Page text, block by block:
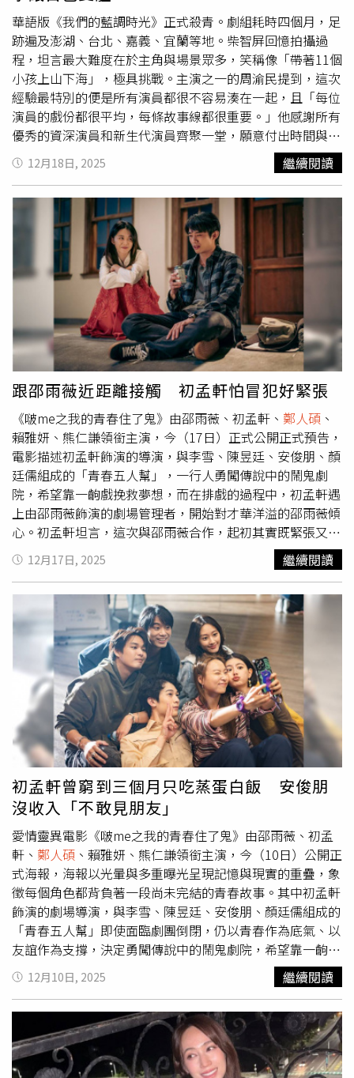
自嘲完全沒有美術細胞，卻要甩著長髮演出內心細膩的畫家
角色，拍攝空檔吃飯時還要一邊把頭髮撩開，忍不住嘆氣直
呼：「這輩子絕對不會再留長頭髮，真的太麻煩了！」賴雅
妍談到和鄭人碩
首度合作，她原以為兩人在片中是「夫妻關
係」，會有大量對手戲，沒想到拍攝期間更多的是「對眼
戲」，一見面就要詮釋一對相隔多年未見的怨偶，全憑眼神
交流傳遞情感，她也形容私底下的鄭人碩 喜感十足，「碩哥
有一種幽默感，節奏很奇妙，但讓人會忍不住笑出來！」她
希望未來有機會看到
挑戰真正的大喜劇，「不要再只
演沉默或耍帥的角色了，他其實超有戲。」鄭人碩片中成為
留著長髮的憂鬱畫家。（圖／風暴國際股份有限公司）
華語版《我們的藍調時光》正式殺青。劇組耗時四個月，足
跡遍及澎湖、台北、嘉義、宜蘭等地。柴智屏回憶拍攝過
程，坦言最大難度在於主角與場景眾多，笑稱像「帶著11個
小孩上山下海」，極具挑戰。主演之一的周渝民提到，這次
經驗最特別的便是所有演員都很不容易湊在一起，且「每位
演員的戲份都很平均，每條故事線都很重要。」他感謝所有
優秀的資深演員和新生代演員齊聚一堂，願意付出時間與心
力，共同創造出超越劇本的精彩表演，因此他想謝謝所有
人，更要謝謝自己，「我覺得有一些堅持不是每個人都可以
做到，我很慶幸我有堅持我想堅持的。」張鈞甯在劇裡飾演
患有憂鬱症的媽媽，心情一直很blue，是她拍過哭戲最多的
一部，戲外她除演員身分，還斜槓經紀人、戲劇監製等，過
去從不喊累的她開始覺得有點累，在11月底連續5天搭飛機
趕行程，讓她自嘲「感覺自己像空姊，不是演員」，也讓她
瘦到體重剩46公斤，上鏡被嫌太瘦，只好睡前喝水來水腫增
胖。《我們的藍調時光》最後殺青的周渝民(前排左起)、張
鈞甯、陸弈靜、鍾欣凌、總製作人柴智屏、導演林子平、信
與工作人員合照留念。（圖／米神國際）王柏傑殺青之際，
心情有點複雜：「多謝劇組的照顧，尤其在澎湖拍攝時都住
在一起，每天單純上下班，認識了很多澎湖的朋友，大家的
感情在這四個月變得就像一家人一樣，絕對有依依不捨的感
覺。」他在現場有空也會幫大家拍花絮，被封宣傳花絮組總
監。安心亞收獲很多，交了很多朋友，她念念不忘澎湖的帶
殼烤牡蠣，「我天天點外賣，超鮮甜，大家去澎湖一定要
吃。」鍾欣凌也喜歡澎湖，喜歡到她想要買房子在澎湖養
老，「我好喜歡戲裡的海邊小屋，我坐在裡面往外看是一望
無際的海，那個場景殺青時，我還去海邊看了一下，這就是
我喜歡的生活。」澎湖也是信接拍的原因之一，因為他很喜
歡陽光，殺青時他也提到，「拍戲會上癮，大家風吹日曬雨
淋，開始回想時感情就出來，這就是拍戲迷人的地方。」
《藍調時光》是前職棒球星郭泓志第一部電視影集，他特別
感謝 鄭人碩
、周渝民、鍾欣凌的照顧，讓他可以很快融入角
鄭人碩在戲中跟郭泓志是歡喜冤家，戲裡戲外都建立
不錯默契，殺青覺得很不捨。劇中郭泓志、 鄭人碩是單親爸
爸，飾演兩人小孩的邱以太、詹子萱覺得拍戲時間過很快，
詹子萱殺青後想去染頭髮，邱以太要去打籃球，之前怕受傷
影響拍戲，他已整整4個月沒碰球了。
12月18日, 2025 繼續閱讀
跟邵雨薇近距離接觸 初孟軒怕冒犯好緊張
《啵me之我的青春住了鬼》由邵雨薇、初孟軒、 鄭人碩 、
賴雅妍、熊仁謙領銜主演，今（17日）正式公開正式預告，
電影描述初孟軒飾演的導演，與李雪、陳昱廷、安俊朋、顏
廷儒組成的「青春五人幫」，一行人勇闖傳說中的鬧鬼劇
院，希望靠一齣戲挽救夢想，而在排戲的過程中，初孟軒遇
上由邵雨薇飾演的劇場管理者，開始對才華洋溢的邵雨薇傾
心。初孟軒坦言，這次與邵雨薇合作，起初其實既緊張又小
心，直到邵雨薇私下對他說了一句話：「要學會勇敢。」初
孟軒談到這次與邵雨薇合作，有許多近距離對戲，一開始很
小心翼翼，他認為只要涉及表演上有肢體接觸，都需要反覆
確認與討論，「會擔心可以做到什麼程度，也希望不要冒
犯。」這是對表演和對手戲演員的基本尊重。他在戲外也和
邵雨薇聊天拉近距離，兩人談起表演時的感受，邵雨薇和他
分享：「你要學會勇敢，有想到什麼就勇敢去做，不要顧這
麼多。」這句話讓他印象深刻，也讓他在後續的演出中，逐
漸放下顧慮，更勇敢地投入角色的情感之中，「有什麼想嘗
試的，我會先講，但心裡比較放心了。」隨著正式預告曝
光，觀眾也終於能一睹邵雨薇在片中身著戲曲服裝展現的身
段與唱腔，最後還有武打片段，這些畫面全都是她為戲苦練
的成果，她分享這次挑戰歌仔戲戲曲的心情：「戲曲真的不
只是身段，還有唱歌、表情，每一個細節都非常困難。」她
也提到，過去曾在作品中接觸過歌仔戲，但真正深入學習
後，才發現其中的深度，「當你真的走進這些故事，會發現
那些文字很美，曲調帶來的情感會深深打動你。」《啵me
之我的青春住了鬼》邵雨薇（右起）教導顏廷儒、陳昱廷和
李雪戲曲唱法和身段。（圖／風暴國際股份有限公司）與邵
雨薇一同挑戰戲曲訓練的演員還包括李雪、陳昱廷與顏廷
儒，幾位演員也分享各自的練功甘苦，陳昱廷笑說自己「舞
蹈細胞不太好」，角色最貼近自己的地方就是「肢體不協
調」；顏廷儒則自嘲：「我手長腳長，身段一擺起來很像大
蜘蛛，對我來說真的偏難。」初孟軒則從導演的角度觀察夥
伴們的學習狀態，大讚李雪：「她原本就是舞蹈老師，很會
數拍子，我只要把動作記起來，就能把拍子跟動作結合，我
覺得很棒！」對李雪而言，身段並非難關，反而是「唱歌」
成為最具挑戰性的部分。她笑說，因為角色設定是音癡，
12月17日, 2025 繼續閱讀
初孟軒曾窮到三個月只吃蒸蛋白飯 安俊朋
沒收入「不敢見朋友」
愛情靈異電影《啵me之我的青春住了鬼》由邵雨薇、初孟
軒、 鄭人碩 、賴雅妍、熊仁謙領銜主演，今（10日）公開正
式海報，海報以光暈與多重曝光呈現記憶與現實的重疊，象
徵每個角色都背負著一段尚未完結的青春故事。其中初孟軒
飾演的劇場導演，與李雪、陳昱廷、安俊朋、顏廷儒組成的
「青春五人幫」即使面臨劇團倒閉，仍以青春作為底氣、以
友誼作為支撐，決定勇闖傳說中的鬧鬼劇院，希望靠一齣戲
挽救夢想。而這些戲裡的挫折其實也是演員們發生的故事，
初孟軒就坦言：「最窮的時候，曾三個月都只能吃蒸蛋配白
飯。」初孟軒在《啵me之我的青春住了鬼》中，同時面對
創作卡關、愛情受挫、劇團瓦解的三重壓力，他也坦承，演
員初期收入不穩定，「很感謝家人願意支持我做這份工
作。」即使生活拮据也不敢主動求助，他感性說：「最後是
12月10日, 2025 繼續閱讀